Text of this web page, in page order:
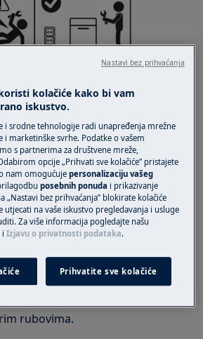
OD OZLJEDE
prilikom premještanja
osobe. Uvijek koristite zaštitne
Nosite zaštitne rukavice u
rubovima.
kolačiće kako bi vam
iskustvo.
i srodne tehnologije radi unapređenja mrežne
marketinške svrhe. Podatke o vašem
s partnerima za društvene mreže,
opcije „Prihvati sve kolačiće” pristajete
nam omogućujepersonalizaciju vašeg
posebnih ponuda i prikazivanje
„Nastavi bez prihvaćanja” blokirate kolačiće
utjecati na vaše iskustvo pregledavanja i usluge
Za više informacija pogledajte našu
iIzjavu o privatnosti podataka.
Prihvatite sve kolačiće
Nastavi bez prihvaćanja